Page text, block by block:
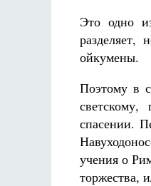
Это одно
разделяет,
ойкумены.
Поэтому в
спасении.
учения о
торжества,